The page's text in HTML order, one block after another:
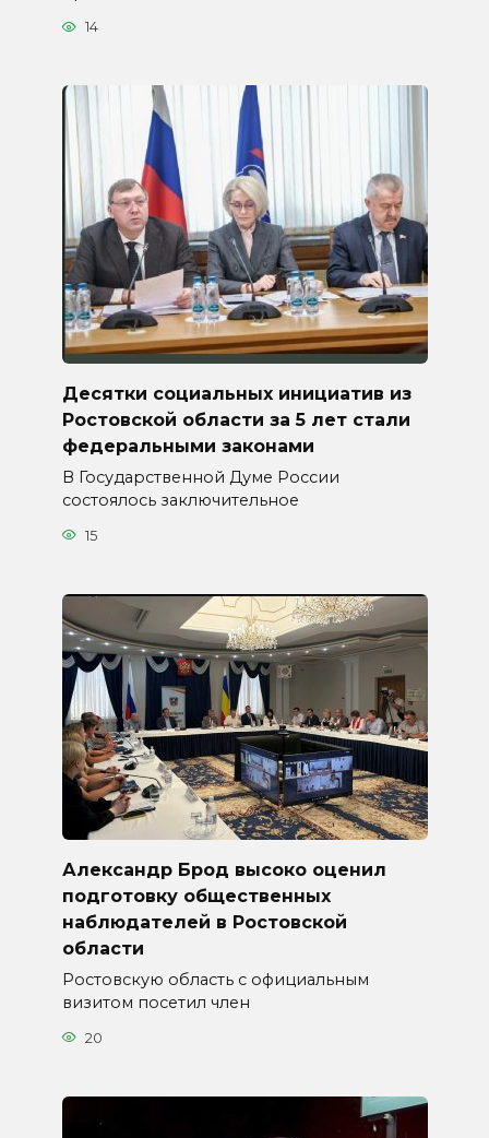
14
Десятки социальных инициатив из
Ростовской области за 5 лет стали
федеральными законами
В Государственной Думе России
состоялось заключительное
15
Александр Брод высоко оценил
подготовку общественных
наблюдателей в Ростовской
области
Ростовскую область с официальным
визитом посетил член
20